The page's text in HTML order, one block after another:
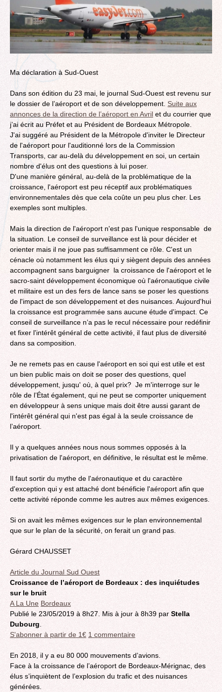
Ma déclaration à Sud-Ouest
Dans son édition du 23 mai, le journal Sud-Ouest est revenu sur
le dossier de l’aéroport et de son développement. Suite aux
annonces de la direction de l’aéroport en Avril et du courrier que
j’ai écrit au Préfet et au Président de Bordeaux Métropole.
J'ai suggéré au Président de la Métropole d'inviter le Directeur
de l'aéroport pour l'auditionné lors de la Commission
Transports, car au-delà du développement en soi, un certain
nombre d'élus ont des questions à lui poser.
D'une manière général, au-delà de la problématique de la
croissance, l'aéroport est peu réceptif aux problématiques
environnementales dès que cela coûte un peu plus cher. Les
exemples sont multiples.
Mais la direction de l'aéroport n'est pas l'unique responsable de
la situation. Le conseil de surveillance est là pour décider et
orienter mais il ne joue pas suffisamment ce rôle. C'est un
cénacle où notamment les élus qui y siègent depuis des années
accompagnent sans barguigner la croissance de l'aéroport et le
sacro-saint développement économique où l'aéronautique civile
et militaire est un des fers de lance sans se poser les questions
de l'impact de son développement et des nuisances. Aujourd'hui
la croissance est programmée sans aucune étude d'impact. Ce
conseil de surveillance n’a pas le recul nécessaire pour redéfinir
et fixer l'intérêt général de cette activité, il faut plus de diversité
dans sa composition.
Je ne remets pas en cause l'aéroport en soi qui est utile et est
un bien public mais on doit se poser des questions, quel
développement, jusqu' où, à quel prix? Je m'interroge sur le
rôle de l’État également, qui ne peut se comporter uniquement
en développeur à sens unique mais doit être aussi garant de
l'intérêt général qui n'est pas égal à la seule croissance de
l’aéroport.
Il y a quelques années nous nous sommes opposés à la
privatisation de l'aéroport, en définitive, le résultat est le même.
Il faut sortir du mythe de l'aéronautique et du caractère
d'exception qui y est attaché dont bénéficie l'aéroport afin que
cette activité réponde comme les autres aux mêmes exigences.
Si on avait les mêmes exigences sur le plan environnemental
que sur le plan de la sécurité, on ferait un grand pas.
Gérard CHAUSSET
Article du Journal Sud Ouest
Croissance de l’aéroport de Bordeaux : des inquiétudes
sur le bruit
A La Une Bordeaux
Publié le 23/05/2019 à 8h27. Mis à jour à 8h39 par Stella
Dubourg
S'abonner à partir de 1€ 1 commentaire
En 2018, il y a eu 80 000 mouvements d’avions.
Face à la croissance de l’aéroport de Bordeaux-Mérignac, des
élus s’inquiètent de l’explosion du trafic et des nuisances
générées.